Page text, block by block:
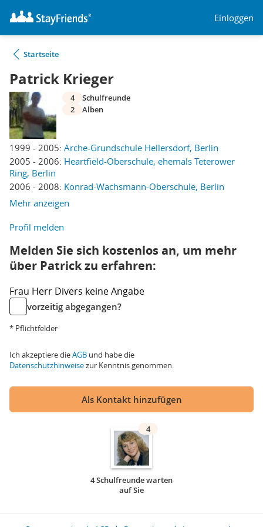
Einloggen
Startseite
Patrick Krieger
1999 - 2005: Arche-Grundschule Hellersdorf, Berlin
2005 - 2006: Heartfield-Oberschule, ehemals Teterower
Ring, Berlin
2006 - 2008: Konrad-Wachsmann-Oberschule, Berlin
Mehr anzeigen
4
Schulfreunde
2
Alben
Profil melden
Melden Sie sich kostenlos an, um mehr
über Patrick zu erfahren:
Frau Herr Divers keine Angabe
vorzeitig abgegangen?
* Pflichtfelder
Ich akzeptiere dieAGB und habe die
Datenschutzhinweisezur Kenntnis genommen.
Als Kontakt hinzufügen
4
4 Schulfreunde warten
auf Sie